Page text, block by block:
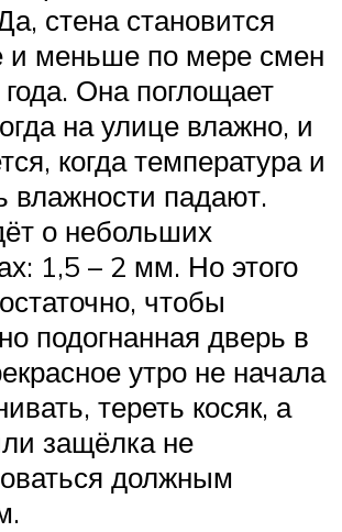
стена становится
и меньше по мере смен
Она поглощает
на улице влажно, и
когда температура и
влажности падают.
о небольших
1,5 – 2 мм. Но этого
чтобы
подогнанная дверь в
утро не начала
тереть косяк, а
защёлка не
должным